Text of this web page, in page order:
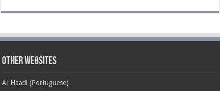
Other Websites
Al-Haadi (Portuguese)